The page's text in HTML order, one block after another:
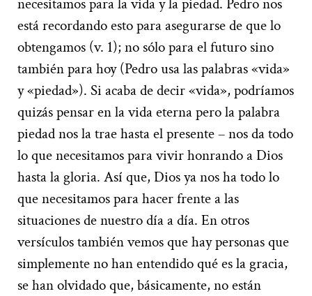
necesitamos para la vida y la piedad. Pedro nos
está recordando esto para asegurarse de que lo
obtengamos (v. 1); no sólo para el futuro sino
también para hoy (Pedro usa las palabras «vida»
y «piedad»). Si acaba de decir «vida», podríamos
quizás pensar en la vida eterna pero la palabra
piedad nos la trae hasta el presente – nos da todo
lo que necesitamos para vivir honrando a Dios
hasta la gloria. Así que, Dios ya nos ha todo lo
que necesitamos para hacer frente a las
situaciones de nuestro día a día. En otros
versículos también vemos que hay personas que
simplemente no han entendido qué es la gracia,
se han olvidado que, básicamente, no están